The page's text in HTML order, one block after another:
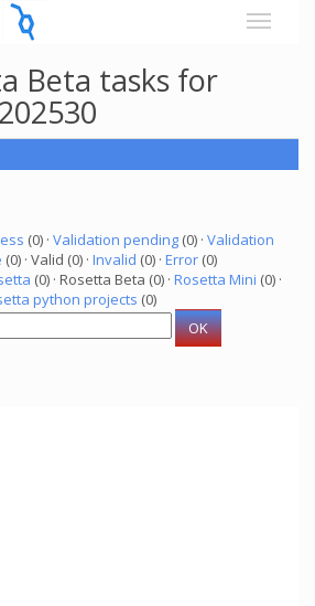
Beta tasks for
(0) · Validation pending (0) · Validation
(0) · Valid (0) · Invalid (0) · Error (0)
(0) · Rosetta Beta (0) · Rosetta Mini (0) ·
python projects (0)